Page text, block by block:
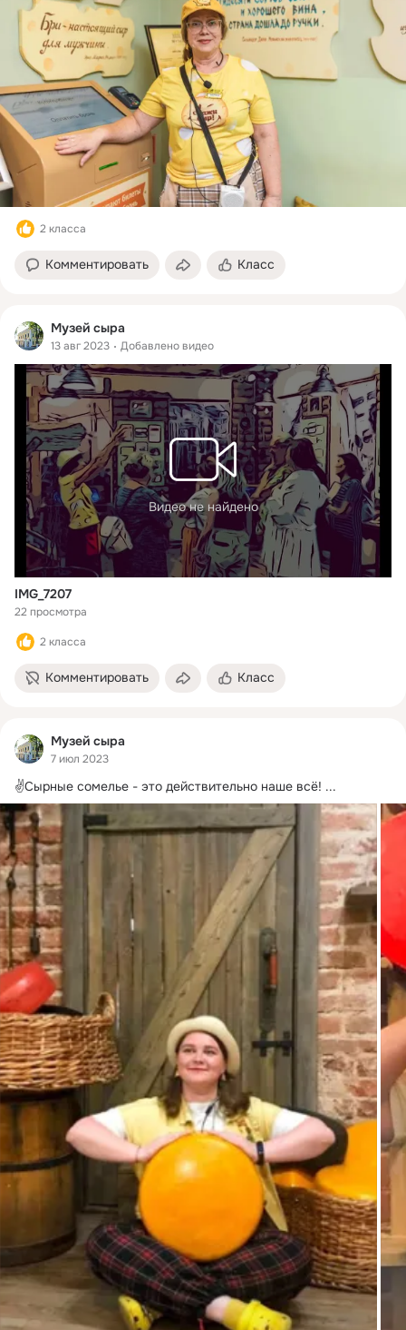
2 класса
Комментировать Класс
Музей сыра
13 авг 2023 Добавлено видео
Видео не найдено
IMG_7207
22 просмотра
2 класса
Комментировать Класс
Музей сыра
7 июл 2023
✌️Сырные сомелье - это действительно наше всё! ...